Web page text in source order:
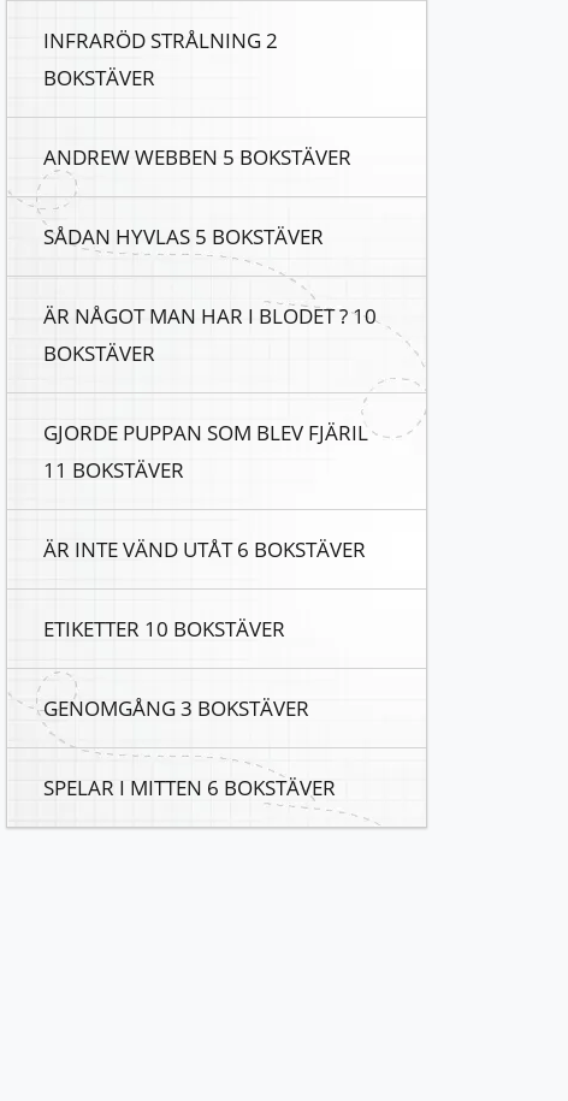
INFRARÖD STRÅLNING 2
BOKSTÄVER
ANDREW WEBBEN 5 BOKSTÄVER
SÅDAN HYVLAS 5 BOKSTÄVER
ÄR NÅGOT MAN HAR I BLODET ? 10
BOKSTÄVER
GJORDE PUPPAN SOM BLEV FJÄRIL
11 BOKSTÄVER
ÄR INTE VÄND UTÅT 6 BOKSTÄVER
ETIKETTER 10 BOKSTÄVER
GENOMGÅNG 3 BOKSTÄVER
SPELAR I MITTEN 6 BOKSTÄVER